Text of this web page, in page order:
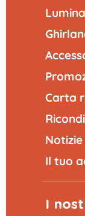
Carta
Notizie
Il tuo
I